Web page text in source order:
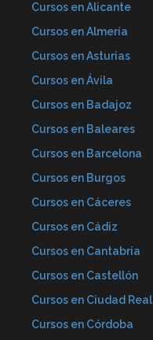
Cursos en Alicante
Cursos en Almería
Cursos en Asturias
Cursos en Ávila
Cursos en Badajoz
Cursos en Baleares
Cursos en Barcelona
Cursos en Burgos
Cursos en Cáceres
Cursos en Cádiz
Cursos en Cantabria
Cursos en Castellón
Cursos en Ciudad Real
Cursos en Córdoba